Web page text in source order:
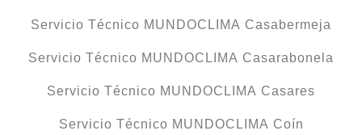
Servicio Técnico MUNDOCLIMA Casabermeja
Servicio Técnico MUNDOCLIMA Casarabonela
Servicio Técnico MUNDOCLIMA Casares
Servicio Técnico MUNDOCLIMA Coín